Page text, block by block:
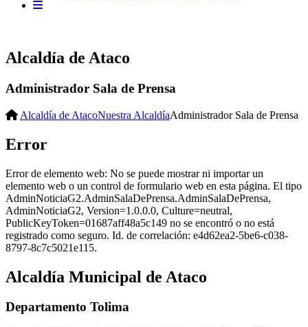
Alcaldía de Ataco
Administrador Sala de Prensa
Alcaldía de AtacoNuestra AlcaldíaAdministrador Sala de Prensa
Error
Error de elemento web: No se puede mostrar ni importar un
elemento web o un control de formulario web en esta página. El tipo
AdminNoticiaG2.AdminSalaDePrensa.AdminSalaDePrensa,
AdminNoticiaG2, Version=1.0.0.0, Culture=neutral,
PublicKeyToken=01687aff48a5c149 no se encontró o no está
registrado como seguro. Id. de correlación: e4d62ea2-5be6-c038-
8797-8c7c5021e115.
Alcaldía Municipal de Ataco
Departamento Tolima